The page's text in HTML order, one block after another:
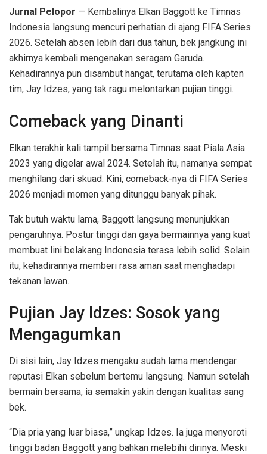
Jurnal Pelopor — Kembalinya Elkan Baggott ke Timnas
Indonesia langsung mencuri perhatian di ajang FIFA Series
2026. Setelah absen lebih dari dua tahun, bek jangkung ini
akhirnya kembali mengenakan seragam Garuda.
Kehadirannya pun disambut hangat, terutama oleh kapten
tim, Jay Idzes, yang tak ragu melontarkan pujian tinggi.
Comeback yang Dinanti
Elkan terakhir kali tampil bersama Timnas saat Piala Asia
2023 yang digelar awal 2024. Setelah itu, namanya sempat
menghilang dari skuad. Kini, comeback-nya di FIFA Series
2026 menjadi momen yang ditunggu banyak pihak.
Tak butuh waktu lama, Baggott langsung menunjukkan
pengaruhnya. Postur tinggi dan gaya bermainnya yang kuat
membuat lini belakang Indonesia terasa lebih solid. Selain
itu, kehadirannya memberi rasa aman saat menghadapi
tekanan lawan.
Pujian Jay Idzes: Sosok yang
Mengagumkan
Di sisi lain, Jay Idzes mengaku sudah lama mendengar
reputasi Elkan sebelum bertemu langsung. Namun setelah
bermain bersama, ia semakin yakin dengan kualitas sang
bek.
“Dia pria yang luar biasa,” ungkap Idzes. Ia juga menyoroti
tinggi badan Baggott yang bahkan melebihi dirinya. Meski